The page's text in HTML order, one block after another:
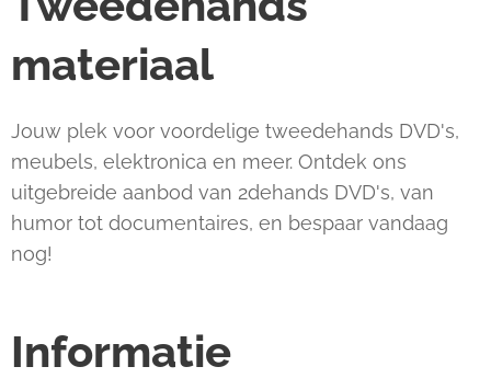
materiaal
Jouw plek voor voordelige tweedehands DVD's,
meubels, elektronica en meer. Ontdek ons
uitgebreide aanbod van 2dehands DVD's, van
humor tot documentaires, en bespaar vandaag
nog!
Informatie